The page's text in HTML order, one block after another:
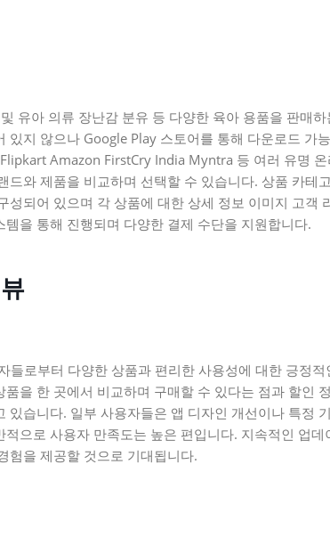
유아 의류 장난감 분유 등 다양한 육아 용품을 판매
있지 않으나 Google Play 스토어를 통해 다운로드 가
Amazon FirstCry India Myntra 등 여러 유명
드와 제품을 비교하며 선택할 수 있습니다. 상품 카테
성되어 있으며 각 상품에 대한 상세 정보 이미지 고객
템을 통해 진행되며 다양한 결제 수단을 지원합니다.
들로부터 다양한 상품과 편리한 사용성에 대한 긍정
품을 한 곳에서 비교하며 구매할 수 있다는 점과 할인
있습니다. 일부 사용자들은 앱 디자인 개선이나 특정
적으로 사용자 만족도는 높은 편입니다. 지속적인 업
험을 제공할 것으로 기대됩니다.